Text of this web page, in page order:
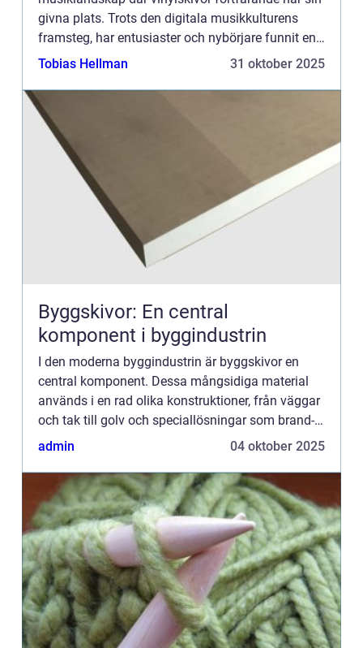
givna plats. Trots den digitala musikkulturens
framsteg, har entusiaster och nybörjare funnit en
särskild charm i den analoga ljudbilden oc...
Tobias Hellman 31 oktober 2025
Byggskivor: En central
komponent i byggindustrin
I den moderna byggindustrin är byggskivor en
central komponent. Dessa mångsidiga material
används i en rad olika konstruktioner, från väggar
och tak till golv och speciallösningar som brand-
och ljudisolering. Byggskiv...
admin 04 oktober 2025